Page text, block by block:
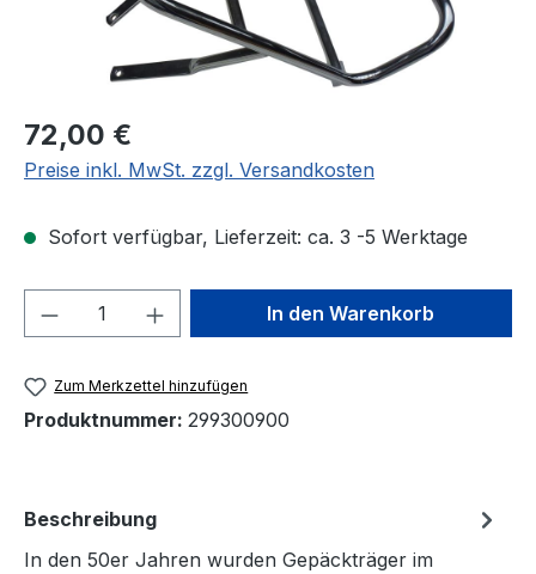
Regulärer Preis:
72,00 €
Preise inkl. MwSt. zzgl. Versandkosten
Sofort verfügbar, Lieferzeit: ca. 3 -5 Werktage
Produkt Anzahl: Gib denIn den Warenkorb
Zum Merkzettel hinzufügen
Produktnummer: 299300900
Beschreibung
In den 50er Jahren wurden Gepäckträger im